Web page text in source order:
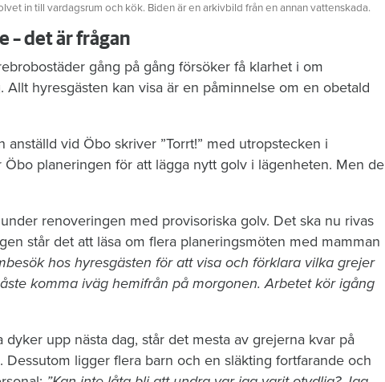
in till vardagsrum och kök. Biden är en arkivbild från en annan vattenskada.
– det är frågan
gång på gång försöker få klarhet i om
Allt hyresgästen kan visa är en påminnelse om en obetald
vid Öbo skriver ”Torrt!” med utropstecken i
planeringen för att lägga nytt golv i lägenheten. Men de
renoveringen med provisoriska golv. Det ska nu rivas
står det att läsa om flera planeringsmöten med mamman
hos hyresgästen för att visa och förklara vilka grejer
komma iväg hemifrån på morgonen. Arbetet kör igång
upp nästa dag, står det mesta av grejerna kvar på
Dessutom ligger flera barn och en släkting fortfarande och